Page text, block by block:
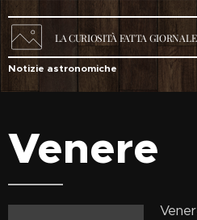
LACURIOSITÀ FATTA GIORNALE
Notizie astronomiche
Venere